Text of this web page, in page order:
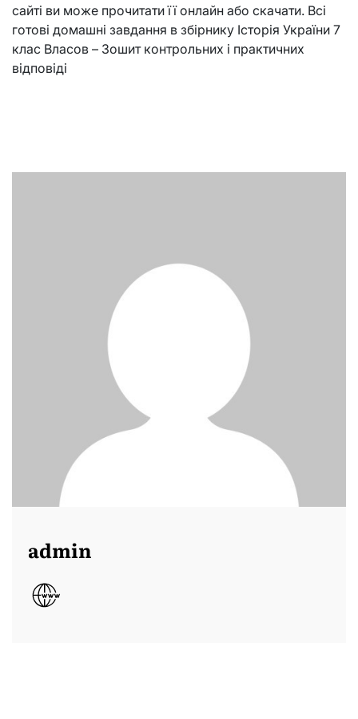
сайті ви може прочитати її онлайн або скачати. Всі
готові домашні завдання в збірнику Історія України 7
клас Власов – Зошит контрольних і практичних
відповіді
admin